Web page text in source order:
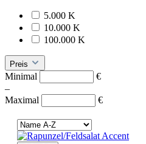
5.000 K
10.000 K
100.000 K
Preis
Minimal
€
–
Maximal
€